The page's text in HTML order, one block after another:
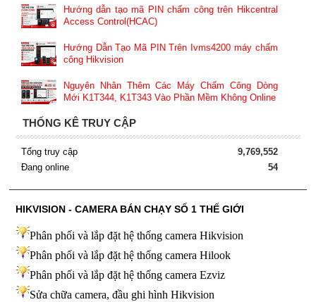
Hướng dẫn tạo mã PIN chấm công trên Hikcentral
Access Control(HCAC)
Hướng Dẫn Tạo Mã PIN Trên Ivms4200 máy chấm
công Hikvision
Nguyên Nhân Thêm Các Máy Chấm Công Dòng
Mới K1T344, K1T343 Vào Phần Mềm Không Online
THỐNG KÊ TRUY CẬP
Tổng truy cập
9,769,552
Đang online
54
HIKVISION - CAMERA BÁN CHẠY SỐ 1 THẾ GIỚI
Phân phối và lắp đặt hệ thống camera Hikvision
Phân phối và lắp đặt hệ thống camera Hilook
Phân phối và lắp đặt hệ thống camera Ezviz
Sửa chữa camera, đầu ghi hình Hikvision